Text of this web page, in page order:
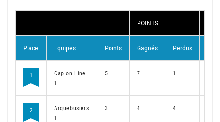
POINTS
Place Equipes Points Gagnés Perdus
1
Cap on Line
1
5 7 1
2
Arquebusiers
1
3 4 4